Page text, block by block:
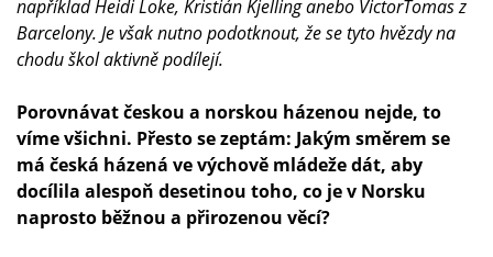
například Heidi Loke, Kristián Kjelling anebo VictorTomas z
Barcelony. Je však nutno podotknout, že se tyto hvězdy na
chodu škol aktivně podílejí.
Porovnávat českou a norskou házenou nejde, to
víme všichni. Přesto se zeptám: Jakým směrem se
má česká házená ve výchově mládeže dát, aby
docílila alespoň desetinou toho, co je v Norsku
naprosto běžnou a přirozenou věcí?